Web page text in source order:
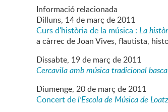
Informació relacionada
Dilluns, 14de març de2011
Curs d'història de la música : La
a càrrec de Joan Vives, flautista,
Dissabte, 19de març de2011
Cercavila amb música tradicional basca
Diumenge, 20de març de2011
Concert del'Escola de Música de